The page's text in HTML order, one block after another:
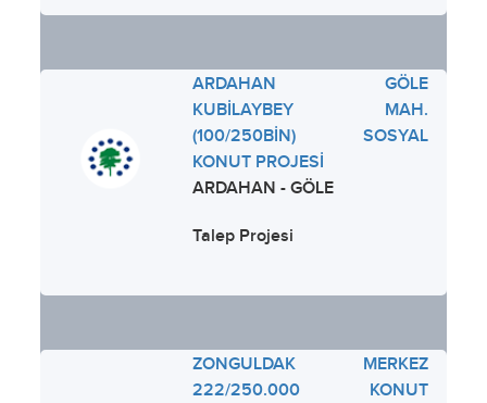
ARDAHAN GÖLE
KUBİLAYBEY MAH.
(100/250BİN) SOSYAL
KONUT PROJESİ
ARDAHAN - GÖLE
Talep Projesi
ZONGULDAK MERKEZ
222/250.000 KONUT